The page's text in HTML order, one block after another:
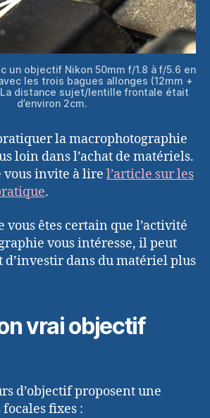
un objectif Nikon 50mm f/1.8 à f/5.6 en
les trois bagues allonges (12mm +
distance sujet/lentille frontale était
d’environ 2cm.
la macrophotographie
loin dans l’achat de matériels.
vous invite à lire l’article sur les
.
êtes certain que l’activité
vous intéresse, il peut
d’investir dans du matériel plus
vrai objectif
d’objectif proposent une
fixes :